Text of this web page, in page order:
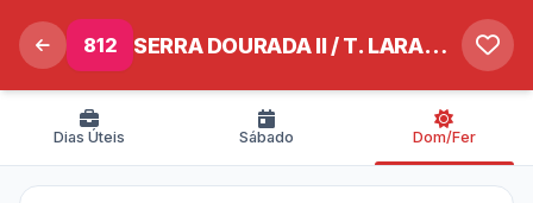
812 SERRA DOURADA II / T. LARANJEIRAS
Dias Úteis Sábado Dom/Fer